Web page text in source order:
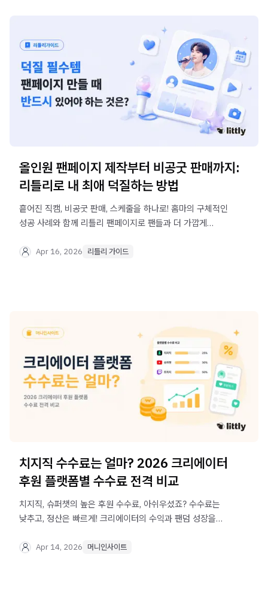
올인원 팬페이지 제작부터 비공굿 판매까지:
리틀리로 내 최애 덕질하는 방법
흩어진 직캠, 비공굿 판매, 스케줄을 하나로! 홈마의 구체적인
성공 사례와 함께 리틀리 팬페이지로 팬들과 더 가깝게
Apr 16, 2026 리틀리 가이드
치지직 수수료는 얼마? 2026 크리에이터
후원 플랫폼별 수수료 전격 비교
치지직, 슈퍼챗의 높은 후원 수수료, 아쉬우셨죠? 수수료는
낮추고, 정산은 빠르게! 크리에이터의 수익과 팬덤 성장을
Apr 14, 2026 머니인사이트